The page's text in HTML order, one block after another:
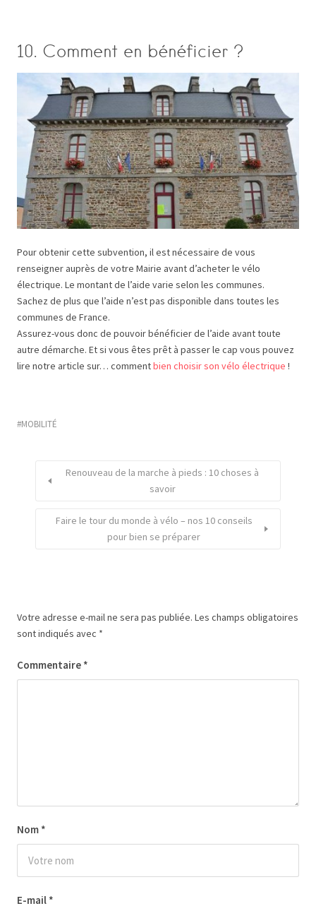
10. Comment en bénéficier ?
Pour obtenir cette subvention, il est nécessaire de vous
renseigner auprès de votre Mairie avant d’acheter le vélo
électrique. Le montant de l’aide varie selon les communes.
Sachez de plus que l’aide n’est pas disponible dans toutes les
communes de France.
Assurez-vous donc de pouvoir bénéficier de l’aide avant toute
autre démarche. Et si vous êtes prêt à passer le cap vous pouvez
lire notre article sur… commentbien choisir son vélo électrique !
MOBILITÉ
Renouveau de la marche à pieds : 10 choses à
savoir
Faire le tour du monde à vélo – nos 10 conseils
pour bien se préparer
Votre adresse e-mail ne sera pas publiée. Les champs obligatoires
sont indiqués avec *
Commentaire *
Nom *
E-mail *